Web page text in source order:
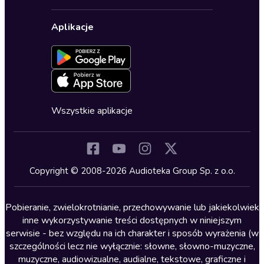
Biznes, marketing, ekonomia
Dla młodzieży
Kryminały
Lektury szkolne
Literatura anglojęzyczna
Literatura faktu
Literatura obyczajowa
Ustawienia prywatności
Formularz zgłaszania nielegalnych treści
Deklaracja dostępności
Oferta dla firm i bibliotek
Dołącz do newslettera
Blog
Zapowiedzi
Cykle audiobooków
Aplikacje
Wszystkie aplikacje
Copyright © 2008-2026 Audioteka Group Sp. z o.o.
Pobieranie, zwielokrotnianie, przechowywanie lub jakiekolwiek
inne wykorzystywanie treści dostępnych w niniejszym
serwisie - bez względu na ich charakter i sposób wyrażenia (w
szczególności lecz nie wyłącznie: słowne, słowno-muzyczne,
muzyczne, audiowizualne, audialne, tekstowe, graficzne i